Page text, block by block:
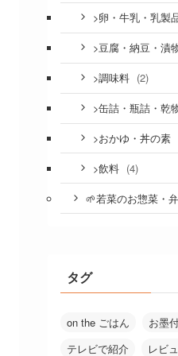
>卵・牛乳・乳製
>豆腐・納豆・漬
>調味料 (2)
>缶詰・瓶詰・乾
>おかゆ・丼の素
>飲料 (4)
🌱若菜のお惣菜・
タグ
on the ごはん お墨
テレビで紹介
レビ